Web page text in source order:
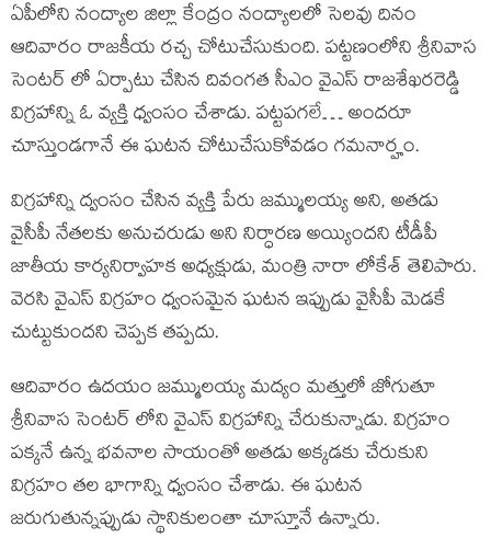
ఏపీలోని నంద్యాల జిల్లా కేంద్రం నంద్యాలలో సెలవు దినం
ఆదివారం రాజకీయ రచ్చ చోటుచేసుకుంది. పట్టణంలోని శ్రీనివాస
సెంటర్ లో ఏర్పాటు చేసిన దివంగత సీఎం వైఎస్ రాజశేఖరరెడ్డి
విగ్రహాన్ని ఓ వ్యక్తి ధ్వంసం చేశాడు. పట్టపగలే… అందరూ
చూస్తుండగానే ఈ ఘటన చోటుచేసుకోవడం గమనార్హం.
విగ్రహాన్ని ద్వంసం చేసిన వ్యక్తి పేరు జమ్ములయ్య అని, అతడు
వైసీపీ నేతలకు అనుచరుడు అని నిర్ధారణ అయ్యిందని టీడీపీ
జాతీయ కార్యనిర్వాహక అధ్యక్షుడు, మంత్రి నారా లోకేశ్ తెలిపారు.
వెరసి వైఎస్ విగ్రహం ధ్వంసమైన ఘటన ఇప్పుడు వైసీపీ మెడకే
చుట్టుకుందని చెప్పక తప్పదు.
ఆదివారం ఉదయం జమ్ములయ్య మద్యం మత్తులో జోగుతూ
శ్రీనివాస సెంటర్ లోని వైఎస్ విగ్రహాన్ని చేరుకున్నాడు. విగ్రహం
పక్కనే ఉన్న భవనాల సాయంతో అతడు అక్కడకు చేరుకుని
విగ్రహం తల భాగాన్ని ధ్వంసం చేశాడు. ఈ ఘటన
జరుగుతున్నప్పుడు స్థానికులంతా చూస్తూనే ఉన్నారు.